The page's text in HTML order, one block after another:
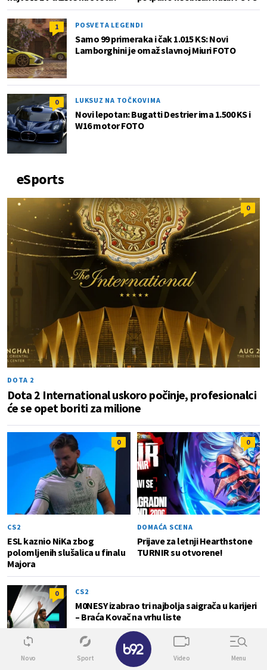
1 POSVETA LEGENDI
Samo 99 primeraka i čak 1.015 KS: Novi
Lamborghini je omaž slavnoj Miuri FOTO
0 LUKSUZ NA TOČKOVIMA
Novi lepotan: Bugatti Destrier ima 1.500 KS i
W16 motor FOTO
eSports
0
DOTA 2
Dota 2 International uskoro počinje, profesionalci
će se opet boriti za milione
0
CS2
ESL kaznio NiKa zbog
polomljenih slušalica u finalu
Majora
0
DOMAĆA SCENA
Prijave za letnji Hearthstone
TURNIR su otvorene!
0 CS2
M0NESY izabrao tri najbolja saigrača u karijeri
– Braća Kovač na vrhu liste
Novo Sport Video Menu